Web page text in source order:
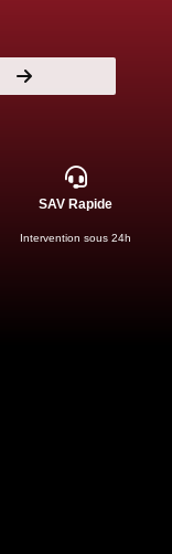
SAV Rapide
Intervention sous 24h